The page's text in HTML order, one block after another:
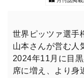
世界ピッツァ選手
山本さんが営む人
2024年11月に目
席に増え、より身